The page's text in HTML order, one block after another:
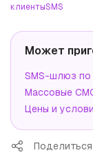
клиентыSMS
Может
SMS-шлюз по
Массовые
Цены и
Поделиться